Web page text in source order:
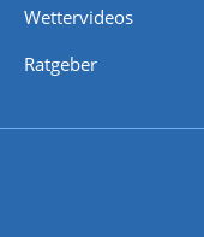
Wettervideos
Ratgeber